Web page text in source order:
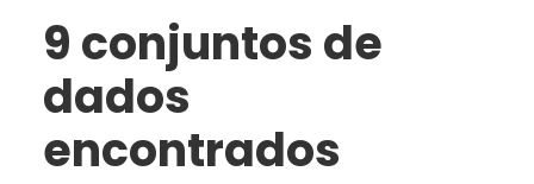
9 conjuntos de
dados
encontrados